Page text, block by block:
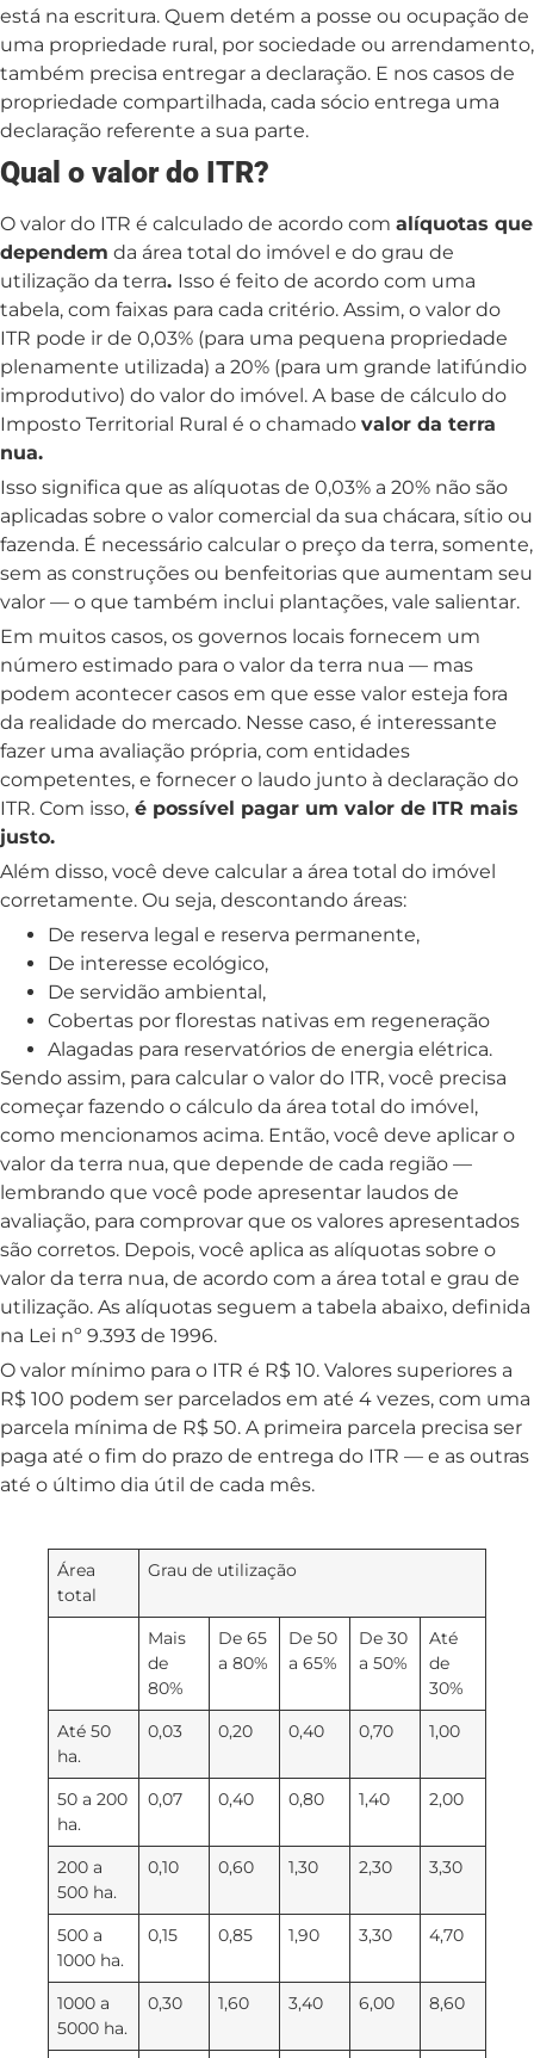
está na escritura. Quem detém a posse ou ocupação de
uma propriedade rural, por sociedade ou arrendamento,
também precisa entregar a declaração. E nos casos de
propriedade compartilhada, cada sócio entrega uma
declaração referente a sua parte.
Qual o valor do ITR?
O valor do ITR é calculado de acordo com alíquotas que
dependem da área total do imóvel e do grau de
utilização da terra. Isso é feito de acordo com uma
tabela, com faixas para cada critério. Assim, o valor do
ITR pode ir de 0,03% (para uma pequena propriedade
plenamente utilizada) a 20% (para um grande latifúndio
improdutivo) do valor do imóvel. A base de cálculo do
Imposto Territorial Rural é o chamado valor da terra
nua.
Isso significa que as alíquotas de 0,03% a 20% não são
aplicadas sobre o valor comercial da sua chácara, sítio ou
fazenda. É necessário calcular o preço da terra, somente,
sem as construções ou benfeitorias que aumentam seu
valor — o que também inclui plantações, vale salientar.
Em muitos casos, os governos locais fornecem um
número estimado para o valor da terra nua — mas
podem acontecer casos em que esse valor esteja fora
da realidade do mercado. Nesse caso, é interessante
fazer uma avaliação própria, com entidades
competentes, e fornecer o laudo junto à declaração do
ITR. Com isso, é possível pagar um valor de ITR mais
justo.
Além disso, você deve calcular a área total do imóvel
corretamente. Ou seja, descontando áreas:
De reserva legal e reserva permanente,
De interesse ecológico,
De servidão ambiental,
Cobertas por florestas nativas em regeneração
Alagadas para reservatórios de energia elétrica.
Sendo assim, para calcular o valor do ITR, você precisa
começar fazendo o cálculo da área total do imóvel,
como mencionamos acima. Então, você deve aplicar o
valor da terra nua, que depende de cada região —
lembrando que você pode apresentar laudos de
avaliação, para comprovar que os valores apresentados
são corretos. Depois, você aplica as alíquotas sobre o
valor da terra nua, de acordo com a área total e grau de
utilização. As alíquotas seguem a tabela abaixo, definida
na Lei nº 9.393 de 1996.
O valor mínimo para o ITR é R$ 10. Valores superiores a
R$ 100 podem ser parcelados em até 4 vezes, com uma
parcela mínima de R$ 50. A primeira parcela precisa ser
paga até o fim do prazo de entrega do ITR — e as outras
até o último dia útil de cada mês.
Área
total
Grau de utilização
Mais
de
80%
De 65
a 80%
De 50
a 65%
De 30
a 50%
Até
de
30%
Até 50
ha.
0,03 0,20 0,40 0,70 1,00
50 a 200
ha.
0,07 0,40 0,80 1,40 2,00
200 a
500 ha.
0,10 0,60 1,30 2,30 3,30
500 a
1000 ha.
0,15 0,85 1,90 3,30 4,70
1000 a
5000 ha.
0,30 1,60 3,40 6,00 8,60